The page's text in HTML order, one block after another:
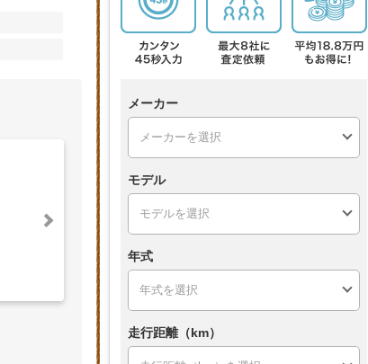
メーカー
モデル
年式
走行距離（km）